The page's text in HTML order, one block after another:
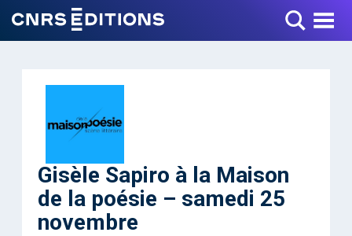
Toggle Menu
Gisèle Sapiro à la Maison
de la poésie – samedi 25
novembre